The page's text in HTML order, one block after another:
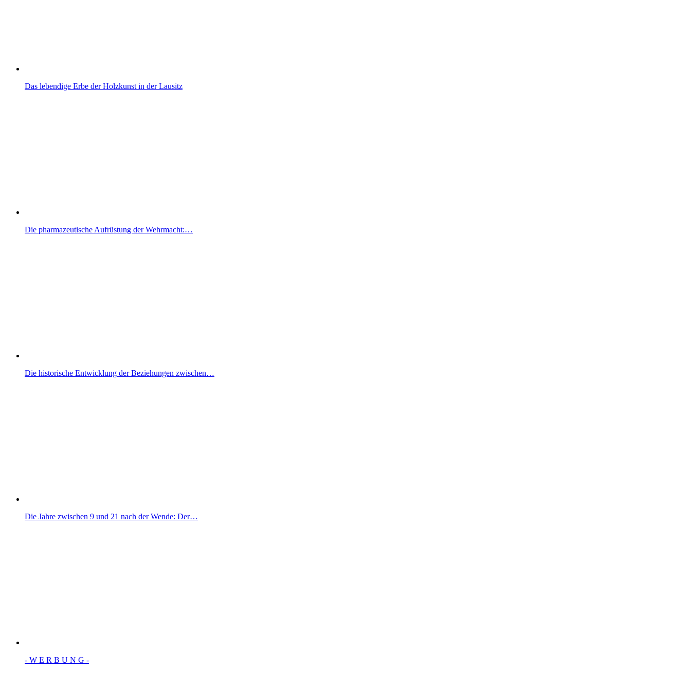
Das lebendige Erbe der Holzkunst in der Lausitz
Die pharmazeutische Aufrüstung der Wehrmacht:…
Die historische Entwicklung der Beziehungen zwischen…
Die Jahre zwischen 9 und 21 nach der Wende: Der…
- W Ε R Β U Ν G -